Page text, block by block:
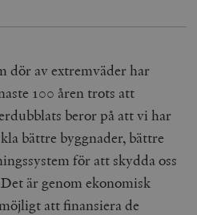
dör av extremväder har
100 åren trots att
beror på att vi har
bättre byggnader, bättre
för att skydda oss
är genom ekonomisk
att finansiera de